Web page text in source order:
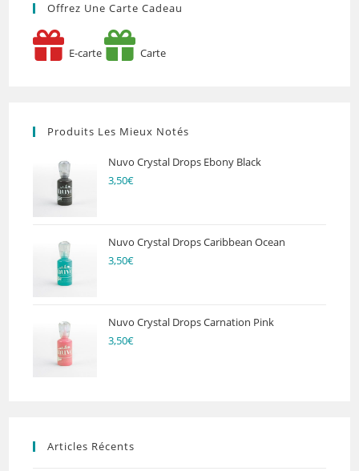
Offrez Une Carte Cadeau
E-carte Carte
Produits Les Mieux Notés
Nuvo Crystal Drops Ebony Black
3,50€
Nuvo Crystal Drops Caribbean Ocean
3,50€
Nuvo Crystal Drops Carnation Pink
3,50€
Articles Récents